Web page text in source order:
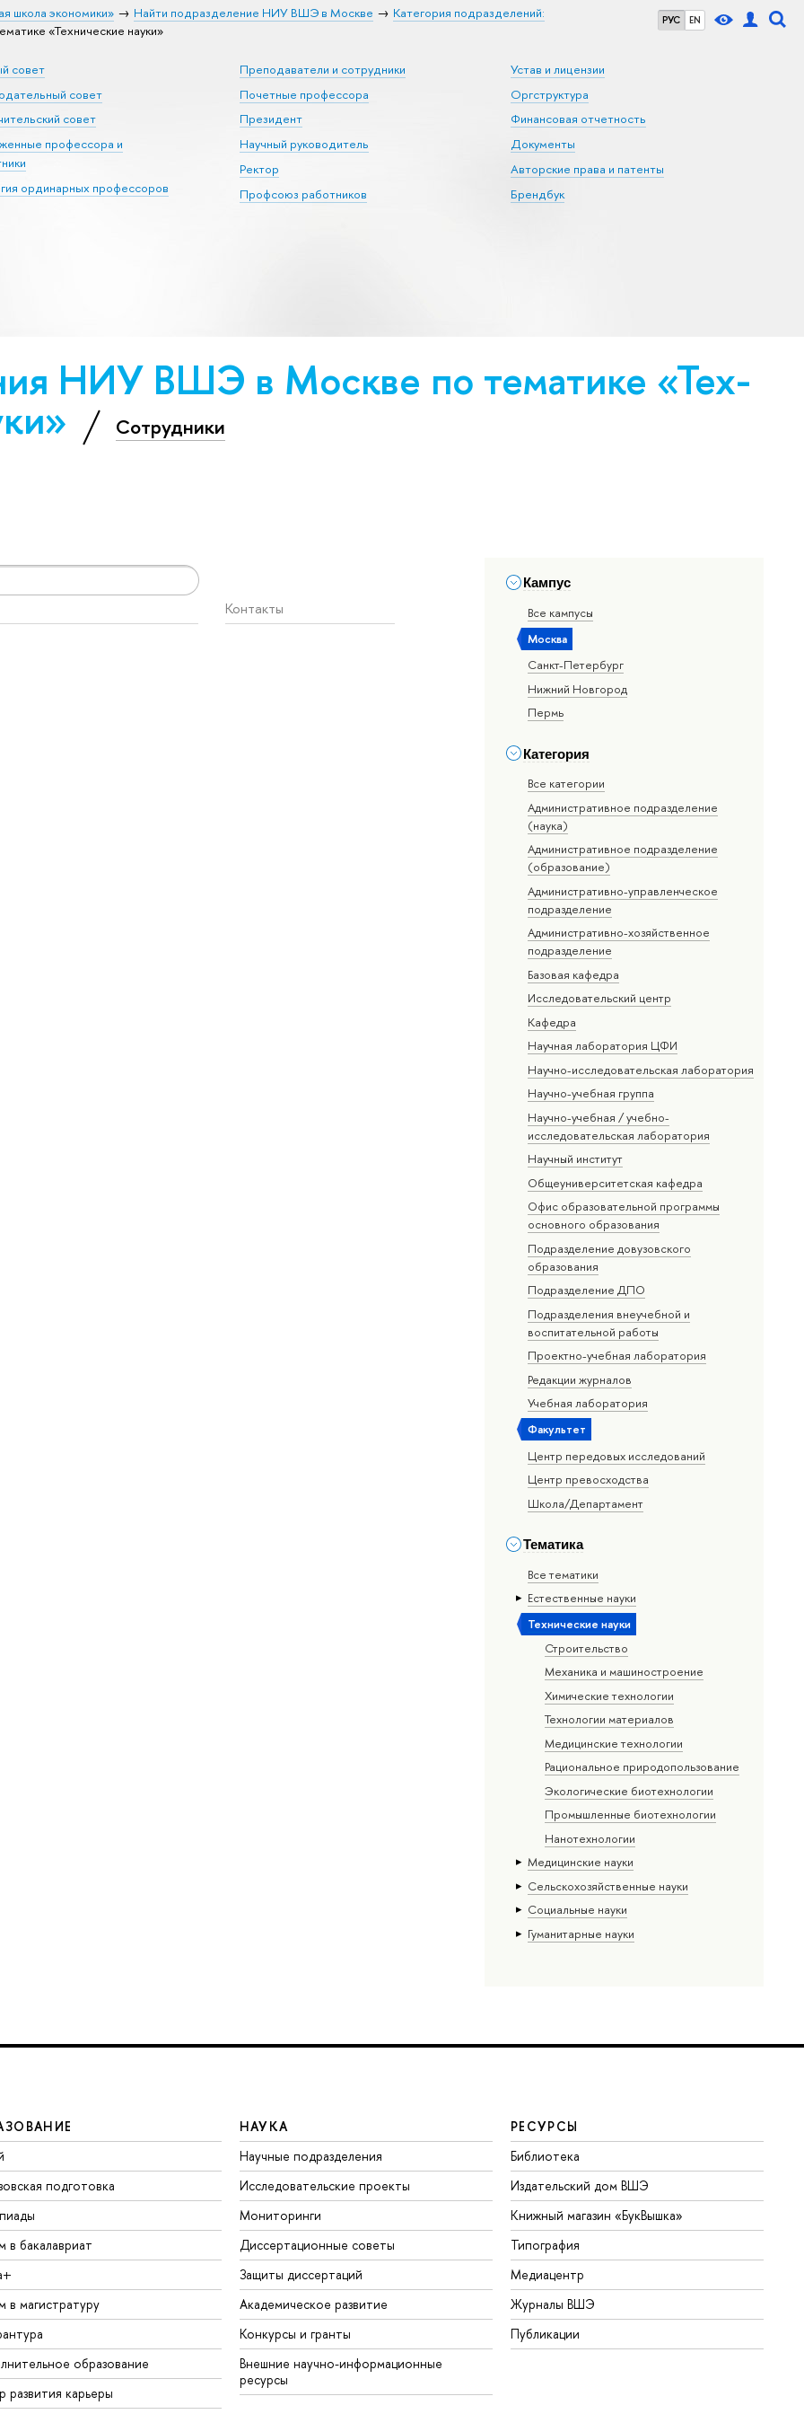
РУС EN
школа экономики» Найти подразделение НИУ ВШЭ в Москве
Категория подразделений:
«Тех­ничес­кие науки»
совет
совет
совет
профессора и
ординарных профессоров
Преподаватели и сотрудники
Почетные профессора
Президент
Научный руководитель
Ректор
Профсоюз работников
Устав и лицензии
Оргструктура
Финансовая отчетность
Документы
Авторские права и патенты
Брендбук
НИУ ВШЭ в Москве по тематике «Тех­
Сотрудники
Кампус
Все кампусы
Москва
Санкт-Петербург
Нижний Новгород
Пермь
Категория
Все категории
Административное подразделение
(наука)
Административное подразделение
(образование)
Административно-управленческое
подразделение
Административно-хозяйственное
подразделение
Базовая кафедра
Исследовательский центр
Кафедра
Научная лаборатория ЦФИ
Научно-исследовательская лаборатория
Научно-учебная группа
Научно-учебная / учебно-
исследовательская лаборатория
Научный институт
Общеуниверситетская кафедра
Офис образовательной программы
основного образования
Подразделение довузовского
образования
Подразделение ДПО
Подразделения внеучебной и
воспитательной работы
Проектно-учебная лаборатория
Редакции журналов
Учебная лаборатория
Факультет
Центр передовых исследований
Центр превосходства
Школа/Департамент
Тематика
Все тематики
Естественные науки
Тех­ничес­кие науки
Строительство
Механика и машиностроение
Химические технологии
Технологии материалов
Медицинские технологии
Рациональное природопользование
Экологические биотехнологии
Промышленные биотехнологии
Нанотехнологии
Медицинские науки
Сельскохозяйственные науки
Социальные науки
Гуманитарные науки
Контакты
подготовка
в бакалавриат
в магистратуру
образование
развития карьеры
НАУКА
Научные подразделения
Исследовательские проекты
Мониторинги
Диссертационные советы
Защиты диссертаций
Академическое развитие
Конкурсы и гранты
Внешние научно-информационные
ресурсы
РЕСУРСЫ
Библиотека
Издательский дом ВШЭ
Книжный магазин «БукВышка»
Типография
Медиацентр
Журналы ВШЭ
Публикации